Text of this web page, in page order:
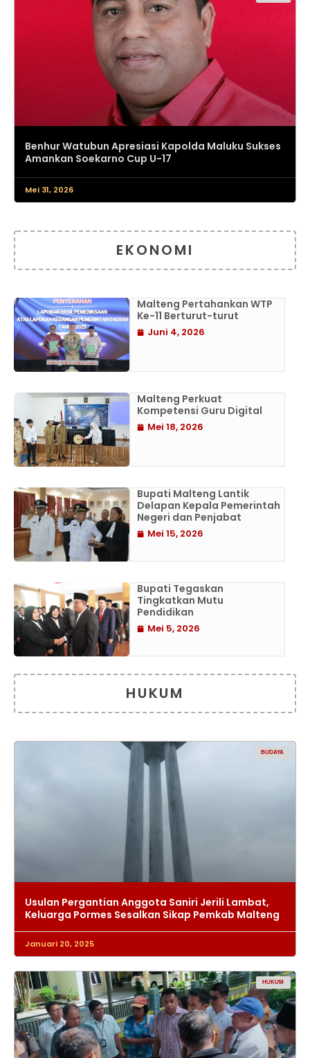
Benhur Watubun Apresiasi Kapolda Maluku Sukses
Amankan Soekarno Cup U-17
Mei 31, 2026
EKONOMI
Malteng Pertahankan WTP
Ke-11 Berturut-turut
Juni 4, 2026
Malteng Perkuat
Kompetensi Guru Digital
Mei 18, 2026
Bupati Malteng Lantik
Delapan Kepala Pemerintah
Negeri dan Penjabat
Mei 15, 2026
Bupati Tegaskan
Tingkatkan Mutu
Pendidikan
Mei 5, 2026
HUKUM
BUDAYA
Usulan Pergantian Anggota Saniri Jerili Lambat,
Keluarga Pormes Sesalkan Sikap Pemkab Malteng
Januari 20, 2025
HUKUM